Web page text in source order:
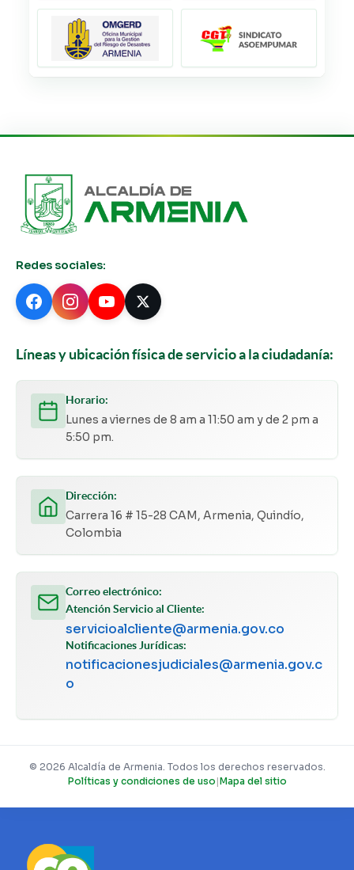
Redes sociales:
Líneas y ubicación física de servicio a la ciudadanía:
Horario:
Lunes a viernes de 8 am a 11:50 am y de 2 pm a
5:50 pm.
Dirección:
Carrera 16 # 15-28 CAM, Armenia, Quindío,
Colombia
Correo electrónico:
Atención Servicio al Cliente:
servicioalcliente@armenia.gov.co
Notificaciones Jurídicas:
notificacionesjudiciales@armenia.gov.c
o
© 2026 Alcaldía de Armenia. Todos los derechos reservados.
Políticas y condiciones de uso |Mapa del sitio